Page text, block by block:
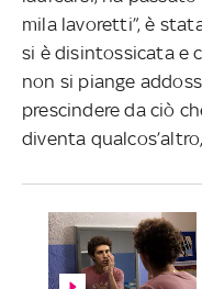
mila lavoretti”, è
si è disintossicata e
non si piange
prescindere da ciò
diventa